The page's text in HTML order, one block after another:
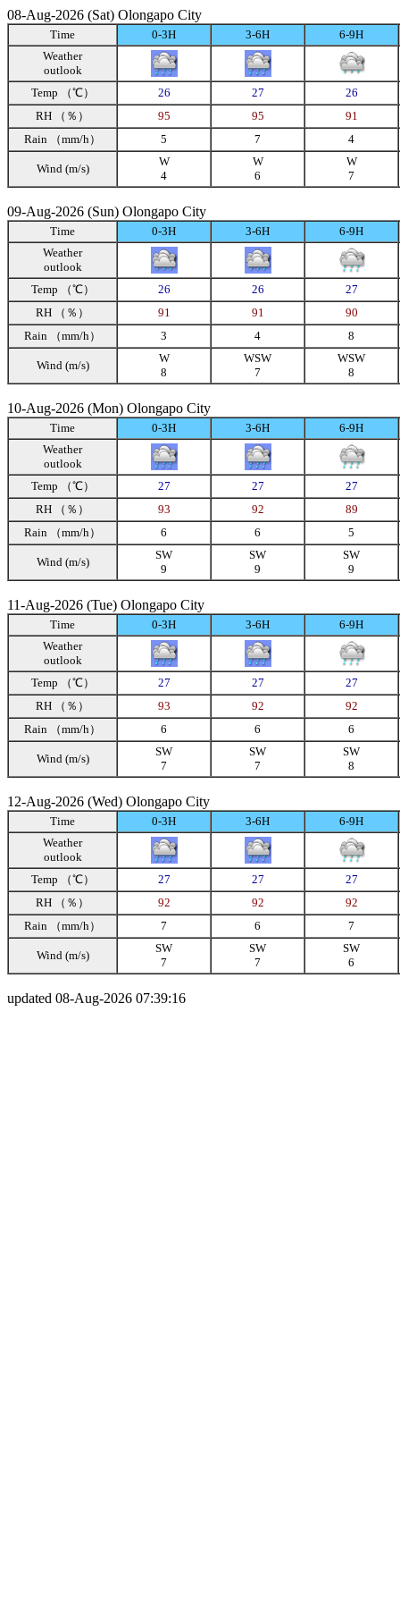
08-Aug-2026 (Sat) Olongapo City
Time 0-3H 3-6H
6-9H
Weather
outlook
Temp （℃）
26 27
26
RH （％）
95 95
91
Rain （mm/h）
5 7 4
Wind (m/s)
W
4
W
6
W
7
09-Aug-2026 (Sun) Olongapo City
Time 0-3H 3-6H
6-9H
Weather
outlook
Temp （℃）
26 26
27
RH （％）
91 91
90
Rain （mm/h）
3 4 8
Wind (m/s)
W
8
WSW
7
WSW
8
10-Aug-2026 (Mon) Olongapo City
Time 0-3H 3-6H
6-9H
Weather
outlook
Temp （℃）
27 27
27
RH （％）
93 92
89
Rain （mm/h）
6 6 5
Wind (m/s)
SW
9
SW
9
SW
9
11-Aug-2026 (Tue) Olongapo City
Time 0-3H 3-6H
6-9H
Weather
outlook
Temp （℃）
27 27
27
RH （％）
93 92
92
Rain （mm/h）
6 6 6
Wind (m/s)
SW
7
SW
7
SW
8
12-Aug-2026 (Wed) Olongapo City
Time 0-3H 3-6H
6-9H
Weather
outlook
Temp （℃）
27 27
27
RH （％）
92 92
92
Rain （mm/h）
7 6 7
Wind (m/s)
SW
7
SW
7
SW
6
updated 08-Aug-2026 07:39:16